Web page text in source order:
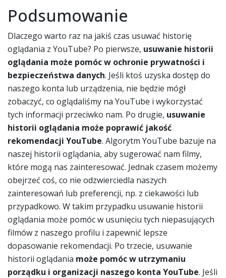
Podsumowanie
Dlaczego warto raz na jakiś czas usuwać historię
oglądania z YouTube? Po pierwsze, usuwanie historii
oglądania może pomóc w ochronie prywatności i
bezpieczeństwa danych. Jeśli ktoś uzyska dostęp do
naszego konta lub urządzenia, nie będzie mógł
zobaczyć, co oglądaliśmy na YouTube i wykorzystać
tych informacji przeciwko nam. Po drugie, usuwanie
historii oglądania może poprawić jakość
rekomendacji YouTube. Algorytm YouTube bazuje na
naszej historii oglądania, aby sugerować nam filmy,
które mogą nas zainteresować. Jednak czasem możemy
obejrzeć coś, co nie odzwierciedla naszych
zainteresowań lub preferencji, np. z ciekawości lub
przypadkowo. W takim przypadku usuwanie historii
oglądania może pomóc w usunięciu tych niepasujących
filmów z naszego profilu i zapewnić lepsze
dopasowanie rekomendacji. Po trzecie, usuwanie
historii oglądania może pomóc w utrzymaniu
porządku i organizacji naszego konta YouTube. Jeśli